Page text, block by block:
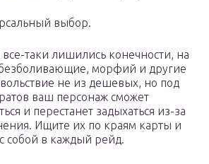
выбор.
таки лишились конечности, на
морфий и другие
не из дешевых, но под
ваш персонаж сможет
и перестанет задыхаться из-за
Ищите их по краям карты и
с собой в каждый рейд.